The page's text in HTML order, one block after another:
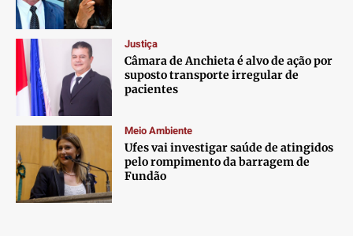
Justiça
Câmara de Anchieta é alvo de ação por
suposto transporte irregular de
pacientes
Meio Ambiente
Ufes vai investigar saúde de atingidos
pelo rompimento da barragem de
Fundão